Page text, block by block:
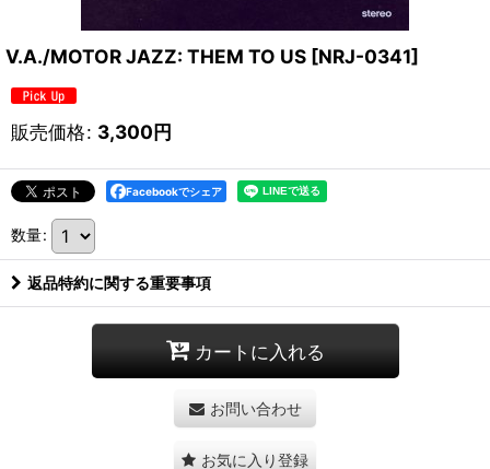
V.A./MOTOR JAZZ: THEM TO US [NRJ-0341]
販売価格: 3,300円
Facebookでシェア
数量:
返品特約に関する重要事項
カートに入れる
お問い合わせ
お気に入り登録